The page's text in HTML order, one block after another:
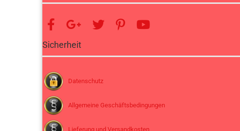
Sicherheit
Datenschutz
Allgemeine Geschäftsbedingungen
Lieferung und Versandkosten